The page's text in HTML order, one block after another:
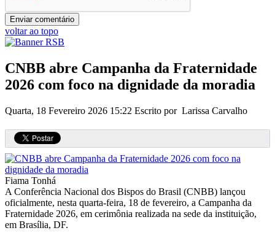
voltar ao topo
CNBB abre Campanha da Fraternidade
2026 com foco na dignidade da moradia
Quarta, 18 Fevereiro 2026 15:22 Escrito por Larissa Carvalho
Fiama Tonhá
A Conferência Nacional dos Bispos do Brasil (CNBB) lançou
oficialmente, nesta quarta-feira, 18 de fevereiro, a Campanha da
Fraternidade 2026, em cerimônia realizada na sede da instituição,
em Brasília, DF.